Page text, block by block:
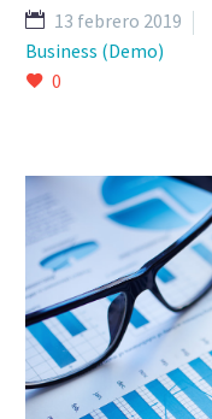
13 febrero 2019
Business (Demo)
0